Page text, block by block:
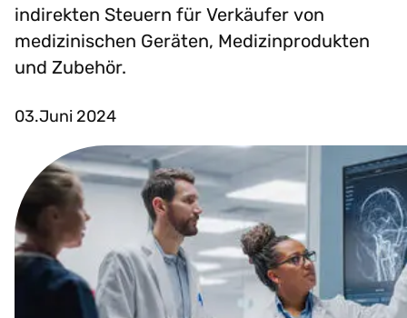
indirekten Steuern für Verkäufer von
medizinischen Geräten, Medizinprodukten
und Zubehör.
03.Juni 2024